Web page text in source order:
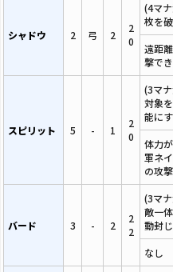
シャドウ 2 弓 2
2
0
(4マ
枚を
遠距
撃で
スピリット 5 - 1
2
0
(3マ
対象
能に
体力
軍ネ
の攻
バード 3 - 2
2
2
(3マ
敵一
動封
なし